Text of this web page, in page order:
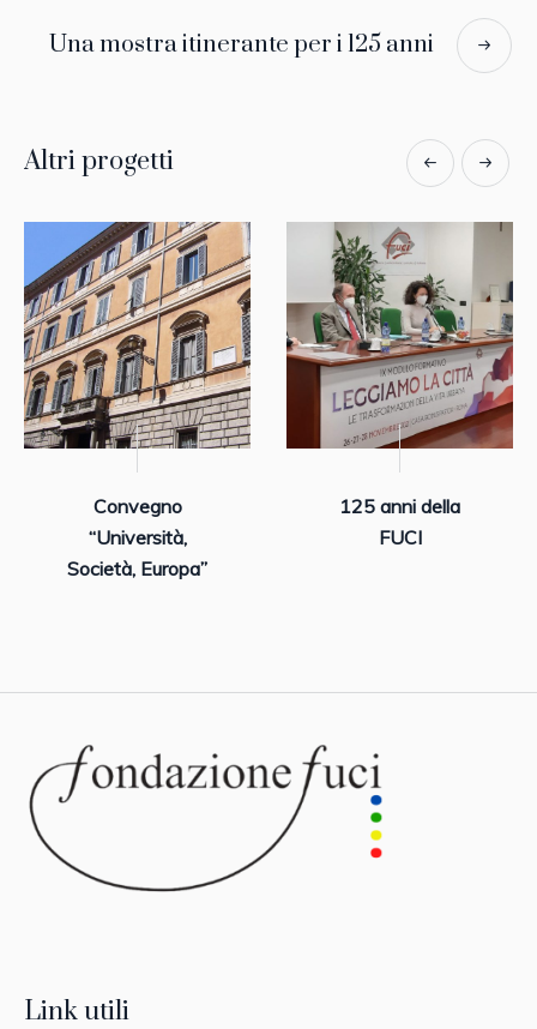
Una mostra itinerante per i 125 anni
Altri progetti
Convegno
“Università,
Società, Europa”
125 anni della
FUCI
Link utili